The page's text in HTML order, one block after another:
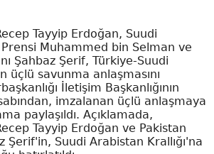
Tayyip Erdoğan, Suudi
Muhammed bin Selman ve
Şahbaz Şerif, Türkiye-Suudi
üçlü savunma anlaşmasını
İletişim Başkanlığının
imzalanan üçlü anlaşmaya
paylaşıldı. Açıklamada,
Tayyip Erdoğan ve Pakistan
Şerif'in, Suudi Arabistan Krallığı'na